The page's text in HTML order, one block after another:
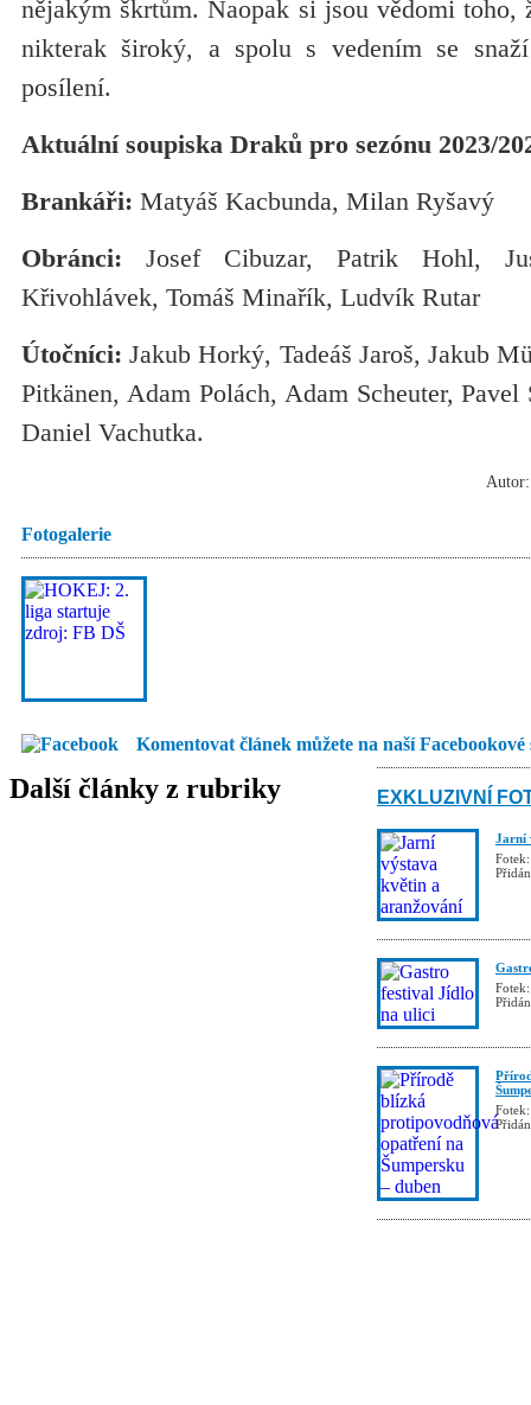
nějakým škrtům. Naopak si jsou vědomi toho,
nikterak široký, a spolu s vedením se
posílení.
Aktuální soupiska Draků pro sezónu 2023/
Brankáři: Matyáš Kacbunda, Milan Ryšavý
Obránci: Josef Cibuzar, Patrik Hohl,
Křivohlávek, Tomáš Minařík, Ludvík Rutar
Útočníci: Jakub Horký, Tadeáš Jaroš, Jakub
Pitkänen, Adam Polách, Adam Scheuter,
Daniel Vachutka.
Autor:
Fotogalerie
Komentovat článek můžete na naší Facebookové
Další články z rubriky EXKLUZIVNÍ
Jarní